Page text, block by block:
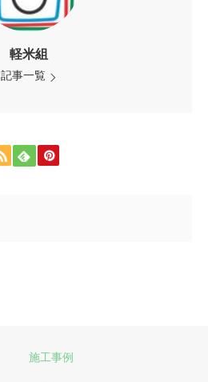
軽米組
記事一覧
施工事例